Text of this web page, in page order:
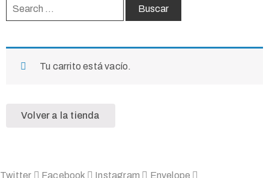
Tu carrito está vacío.
Volver a la tienda
Twitter Facebook Instagram Envelope